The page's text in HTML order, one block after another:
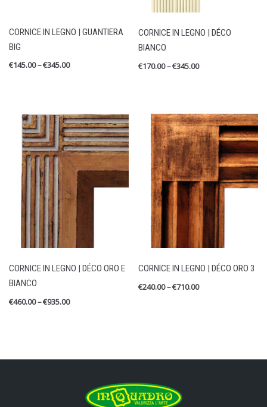
CORNICE IN LEGNO | GUANTIERA
BIG
€145.00–€345.00
CORNICE IN LEGNO | DÉCO
BIANCO
€170.00–€345.00
CORNICE IN LEGNO | DÉCO ORO E
BIANCO
€460.00–€935.00
CORNICE IN LEGNO | DÉCO ORO 3
€240.00–€710.00